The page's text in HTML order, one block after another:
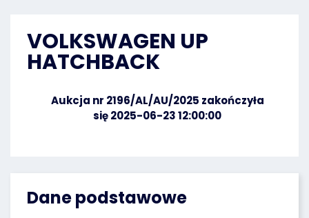
Dane podstawowe
VOLKSWAGEN UP
HATCHBACK
Aukcja nr 2196/AL/AU/2025 zakończyła
się 2025-06-23 12:00:00